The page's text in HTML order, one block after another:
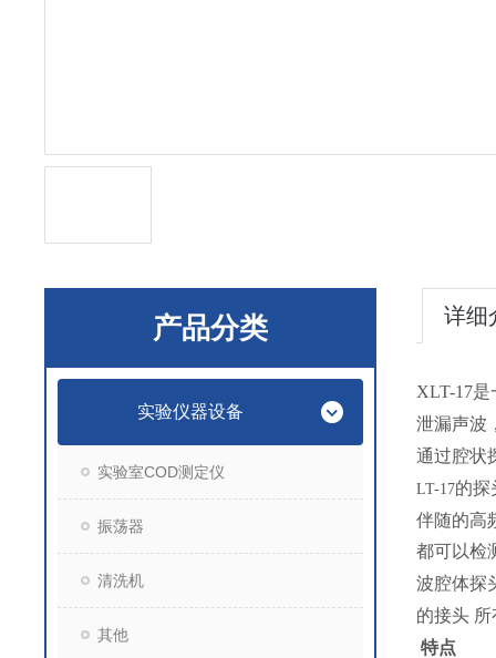
产品分类
实验仪器设备
实验室COD测定仪
振荡器
清洗机
其他
详细
XLT-17是
泄漏声波
通过腔状
LT-17的探
伴随的高
都可以检
波腔体探
的接头
特点